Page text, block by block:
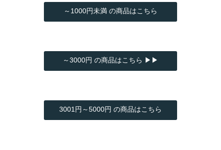
～1000円未満 の商品はこちら
～3000円 の商品はこちら ▶▶
3001円～5000円 の商品はこちら